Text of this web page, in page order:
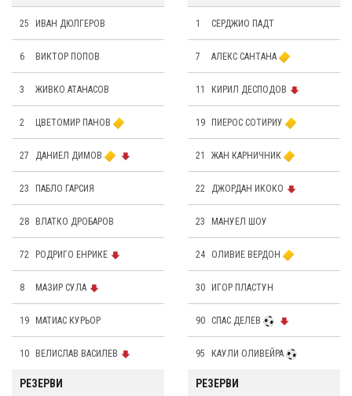
25 ИВАН ДЮЛГЕРОВ
6 ВИКТОР ПОПОВ
3 ЖИВКО АТАНАСОВ
2 ЦВЕТОМИР ПАНОВ
27 ДАНИЕЛ ДИМОВ
23 ПАБЛО ГАРСИЯ
28 ВЛАТКО ДРОБАРОВ
72 РОДРИГО ЕНРИКЕ
8 МАЗИР СУЛА
19 МАТИАС КУРЬОР
10 ВЕЛИСЛАВ ВАСИЛЕВ
РЕЗЕРВИ
1 СЕРДЖИО ПАДТ
7 АЛЕКС САНТАНА
11 КИРИЛ ДЕСПОДОВ
19 ПИЕРОС СОТИРИУ
21 ЖАН КАРНИЧНИК
22 ДЖОРДАН ИКОКО
23 МАНУЕЛ ШОУ
24 OЛИВИЕ ВЕРДОН
30 ИГОР ПЛАСТУН
90 СПАС ДЕЛЕВ
95 КАУЛИ ОЛИВЕЙРА
РЕЗЕРВИ